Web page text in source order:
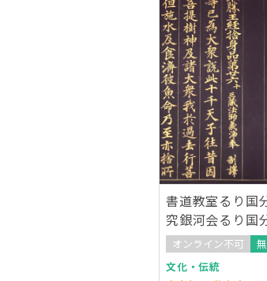
書道教室るり国
究銀河会るり国
オンライン不可
文化・伝統